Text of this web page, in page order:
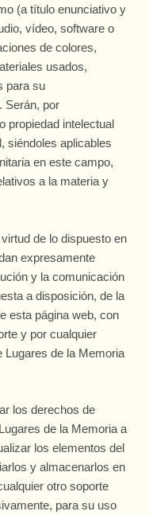
(a título enunciativo y
vídeo, software o
de colores,
usados,
para su
Serán, por
propiedad intelectual
siéndoles aplicables
en este campo,
a la materia y
de lo dispuesto en
expresamente
y la comunicación
a disposición, de la
esta página web, con
y por cualquier
Lugares de la Memoria
los derechos de
Lugares de la Memoria a
los elementos del
y almacenarlos en
otro soporte
para su uso